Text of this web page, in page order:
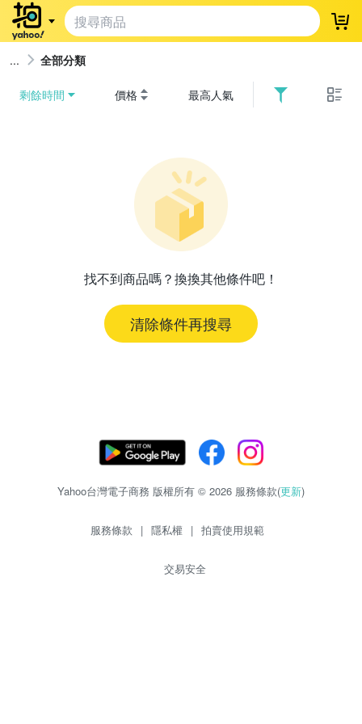
登
全部分類
剩餘時間 價格 最高人氣
找不到商品嗎？換換其他條件吧！
清除條件再搜尋
Yahoo台灣電子商務 版權所有 © 2026 服務條款(更新)
服務條款 | 隱私權 | 拍賣使用規範
交易安全